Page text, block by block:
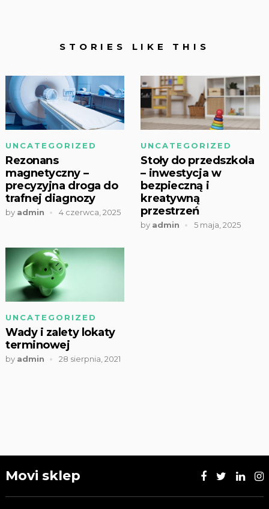
STORIES LIKE THIS
UNCATEGORIZED
Rezonans
magnetyczny –
precyzyjna droga do
trafnej diagnozy
by admin 4 czerwca, 2025
UNCATEGORIZED
Stoły do przedszkola
– inwestycja w
bezpieczną i
kreatywną
przestrzeń
by admin 5 maja, 2025
UNCATEGORIZED
Wady i zalety lokaty
terminowej
by admin 28 sierpnia, 2021
Movi sklep